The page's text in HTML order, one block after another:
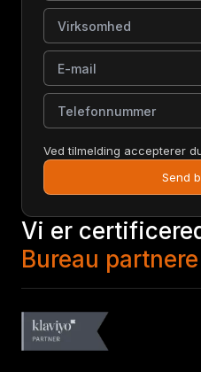
Virksomhed
E-mail
Telefonnummer
Ved tilmelding accepterer
Send
Vi er
Bureau partnere